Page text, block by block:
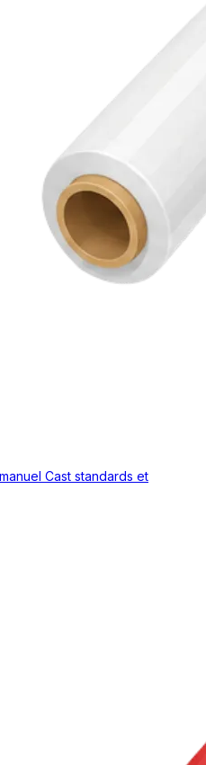
Cast standards et